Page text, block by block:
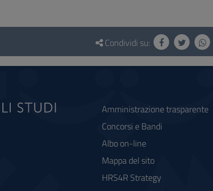
Condividi su:
Amministrazione trasparente
Concorsi e Bandi
Albo on-line
Mappa del sito
HRS4R Strategy